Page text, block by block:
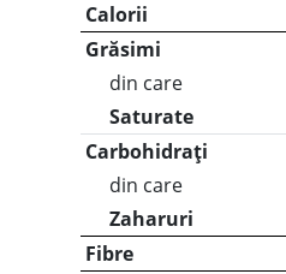
Calorii
Grăsimi
din care
Saturate
Carbohidrați
din care
Zaharuri
Fibre